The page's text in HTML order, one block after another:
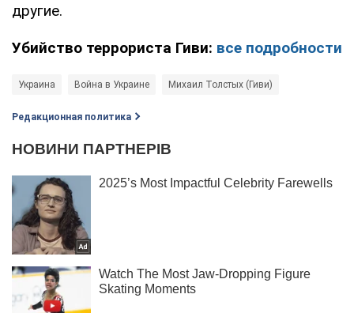
другие.
Убийство террориста Гиви: все подробности
Украина Война в Украине Михаил Толстых (Гиви)
Редакционная политика